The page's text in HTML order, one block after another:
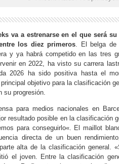
va a estrenarse en el que será
los diez primeros. El belga de
y ya habrá competido en las tres
en 2022, ha visto su carrera
2026 ha sido positiva hasta el
objetivo para la clasificación
su progresión.
para medios nacionales en
resultado posible en la clasificación
para conseguirlo«. El maillot
directa de un buen
alta de la clasificación general. «
el joven. Entre la clasificación